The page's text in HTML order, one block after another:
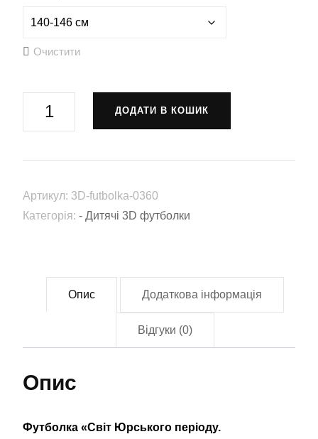
Очистити
«Світ
періоду.
(3D-
futbolka-
ДОДАТИ В КОШИК
Артикул: 3D-futbolka-0360
Категорія: - Дитячі 3D футболки
Опис Додаткова інформація
Відгуки (0)
Опис
Футболка «Світ Юрського періоду.